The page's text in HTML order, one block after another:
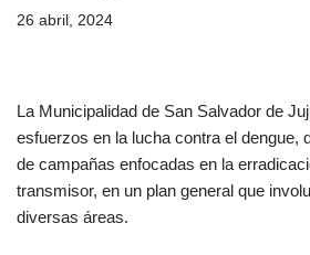
26 abril, 2024
La Municipalidad de San Salvador de
esfuerzos en la lucha contra el dengue,
de campañas enfocadas en la
transmisor, en un plan general que
diversas áreas.